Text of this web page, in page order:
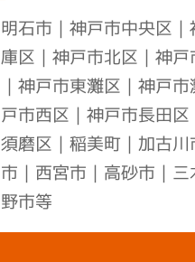
明石市 神戸市中央区
庫区
神戸市北区
神戸
神戸市東灘区 神戸市
戸市西区
神戸市長田区
須磨区 ｜稲美町｜加古
市｜西宮市｜高砂市｜三
野市等